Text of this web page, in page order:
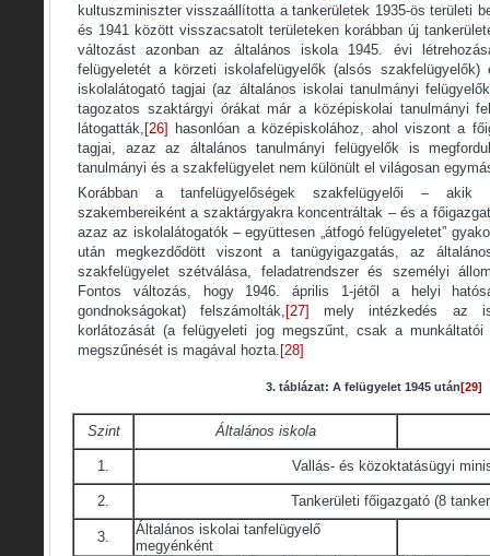
kultuszminiszter visszaállította a tankerületek 1935-ös területi
és 1941 között visszacsatolt területeken korábban új
változást azonban az általános iskola 1945. évi
felügyeletét a körzeti iskolafelügyelők (alsós
iskolalátogató tagjai (az általános iskolai tanulmányi
tagozatos szaktárgyi órákat már a középiskolai tanulmányi
látogatták, [26]
hasonlóan a középiskolához, ahol viszont a
tagjai, azaz az általános tanulmányi felügyelők is
tanulmányi és a szakfelügyelet nem különült el világosan
Korábban a tanfelügyelőségek szakfelügyelői – akik
szakembereiként a szaktárgyakra koncentráltak – és a
azaz az iskolalátogatók – együttesen „átfogó felügyeletet”
után megkezdődött viszont a tanügyigazgatás, az
szakfelügyelet szétválása, feladatrendszer és személyi
Fontos változás, hogy 1946. április 1-jétől a helyi
gondnokságokat) felszámolták, [27]
mely intézkedés az
korlátozását (a felügyeleti jog megszűnt, csak a
megszűnését is magával hozta. [28]
3. táblázat: A felügyelet 1945 után[29]
Szint Általános iskola
1. Vallás- és közoktatásügyi
2. Tankerületi főigazgató (8
3.
Általános iskolai tanfelügyelő
megyénként